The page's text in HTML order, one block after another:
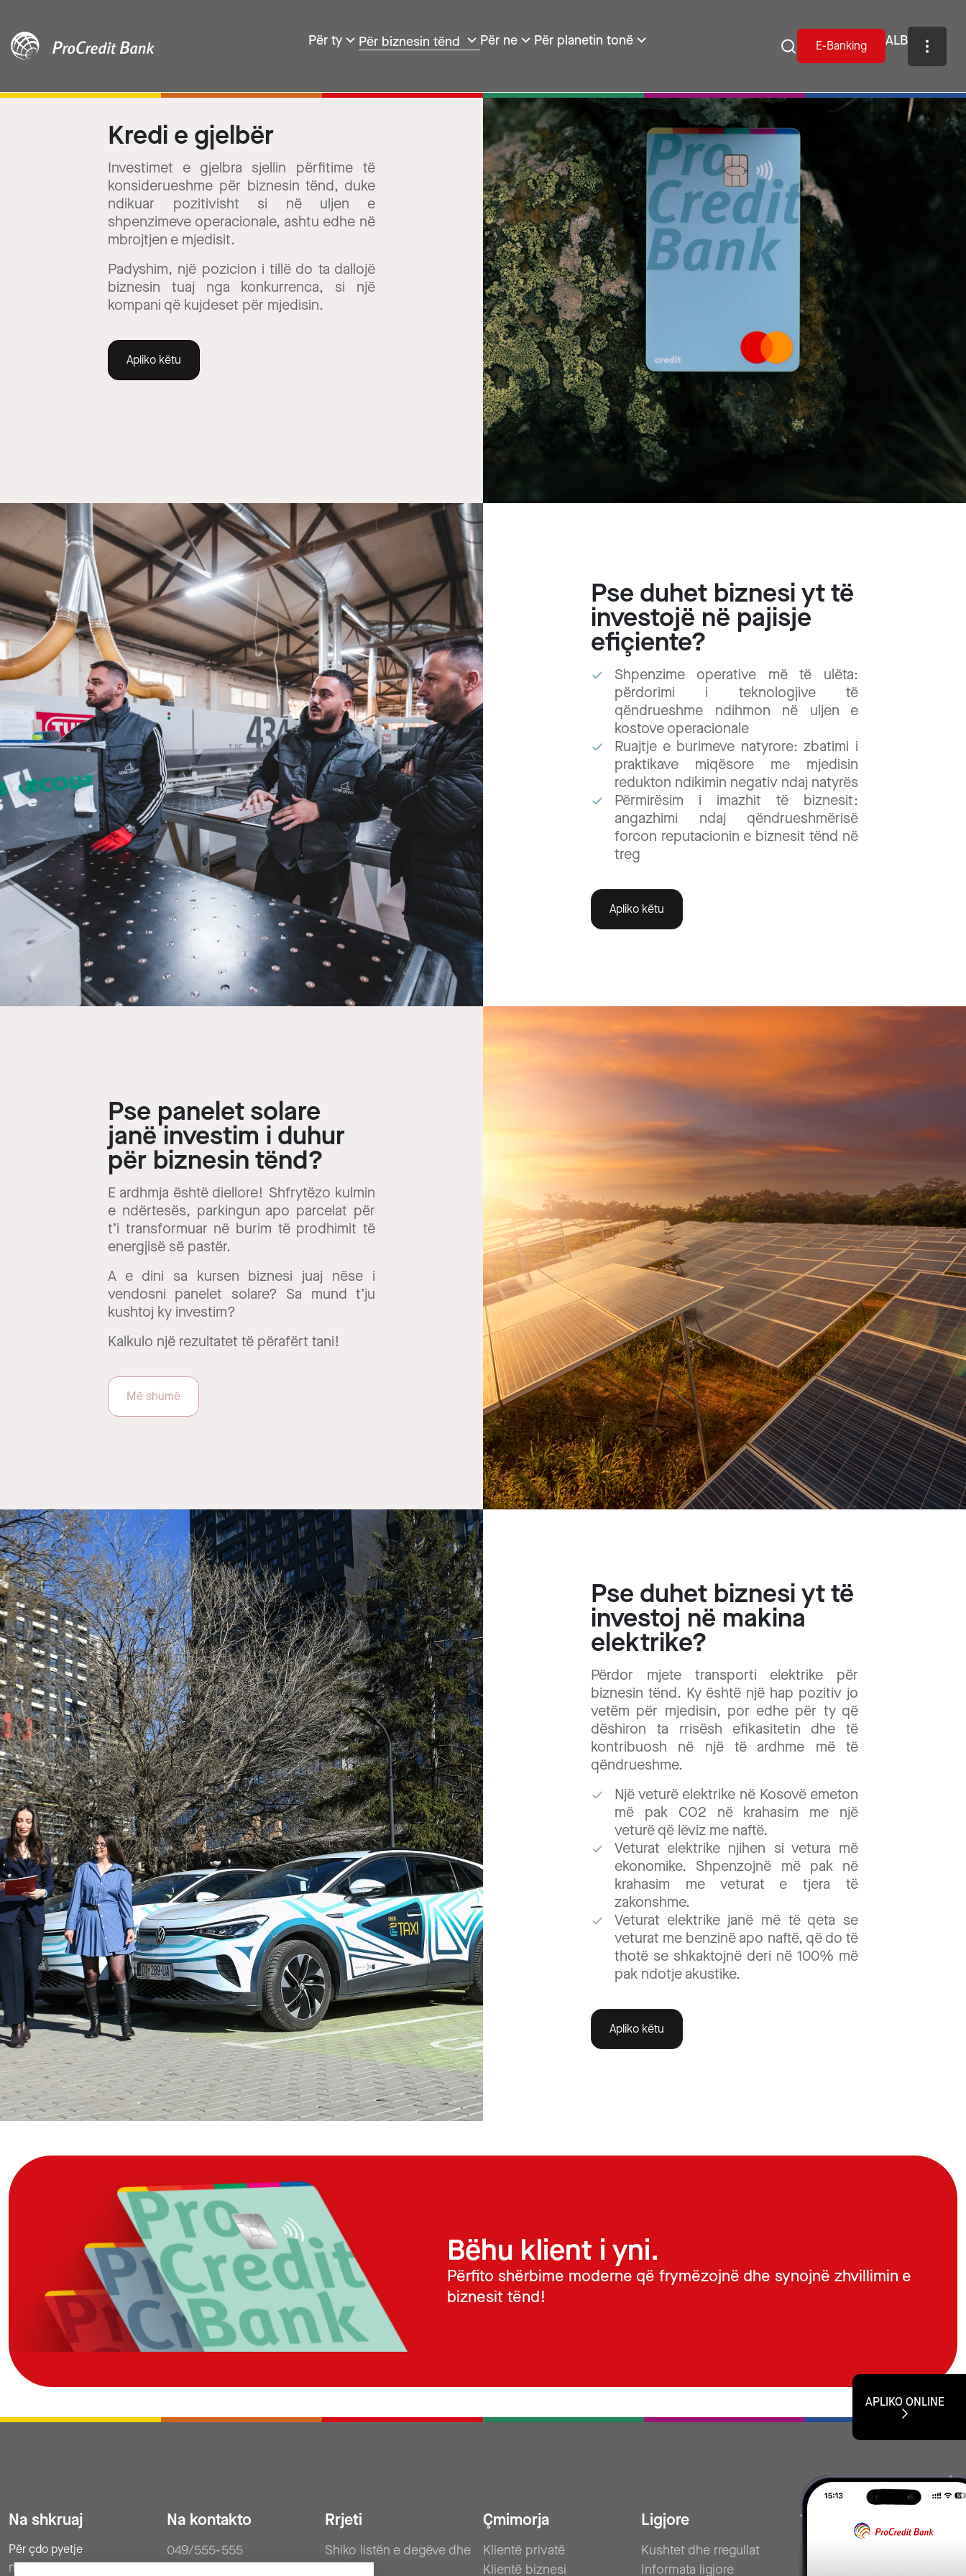
APLIKO ONLINE
Për ty Për biznesin tënd Për ne Për planetin tonë E-Banking ALB
Kredi e gjelbër
Investimet e gjelbra sjellin përfitime të
konsiderueshme për biznesin tënd, duke
ndikuar pozitivisht si në uljen e
shpenzimeve operacionale, ashtu edhe në
mbrojtjen e mjedisit.
Padyshim, një pozicion i tillë do ta dallojë
biznesin tuaj nga konkurrenca, si një
kompani që kujdeset për mjedisin.
Apliko këtu
Pse duhet biznesi yt të
investojë në pajisje
efiçiente?
Shpenzime operative më të ulëta:
përdorimi i teknologjive të
qëndrueshme ndihmon në uljen e
kostove operacionale
Ruajtje e burimeve natyrore: zbatimi i
praktikave miqësore me mjedisin
redukton ndikimin negativ ndaj natyrës
Përmirësim i imazhit të biznesit:
angazhimi ndaj qëndrueshmërisë
forcon reputacionin e biznesit tënd në
treg
Apliko këtu
Pse panelet solare
janë investim i duhur
për biznesin tënd?
E ardhmja është diellore! Shfrytëzo kulmin
e ndërtesës, parkingun apo parcelat për
t’i transformuar në burim të prodhimit të
energjisë së pastër.
A e dini sa kursen biznesi juaj nëse i
vendosni panelet solare? Sa mund t’ju
kushtoj ky investim?
Kalkulo një rezultatet të përafërt tani!
Më shumë
Pse duhet biznesi yt të
investoj në makina
elektrike?
Përdor mjete transporti elektrike për
biznesin tënd. Ky është një hap pozitiv jo
vetëm për mjedisin, por edhe për ty që
dëshiron ta rrisësh efikasitetin dhe të
kontribuosh në një të ardhme më të
qëndrueshme.
Një veturë elektrike në Kosovë emeton
më pak CO2 në krahasim me një
veturë që lëviz me naftë.
Veturat elektrike njihen si vetura më
ekonomike. Shpenzojnë më pak në
krahasim me veturat e tjera të
zakonshme.
Veturat elektrike janë më të qeta se
veturat me benzinë apo naftë, që do të
thotë se shkaktojnë deri në 100% më
pak ndotje akustike.
Apliko këtu
Bëhu klient i yni.
Përfito shërbime moderne që frymëzojnë dhe synojnë zhvillimin e
biznesit tënd!
Na shkruaj
Për çdo pyetje
na shkruaj e-mail
Na kontakto
049/555-555
Rrjeti
Shiko listën e degëve dhe
Çmimorja
Klientë privatë
Klientë biznesi
Ligjore
Kushtet dhe rregullat
Informata ligjore